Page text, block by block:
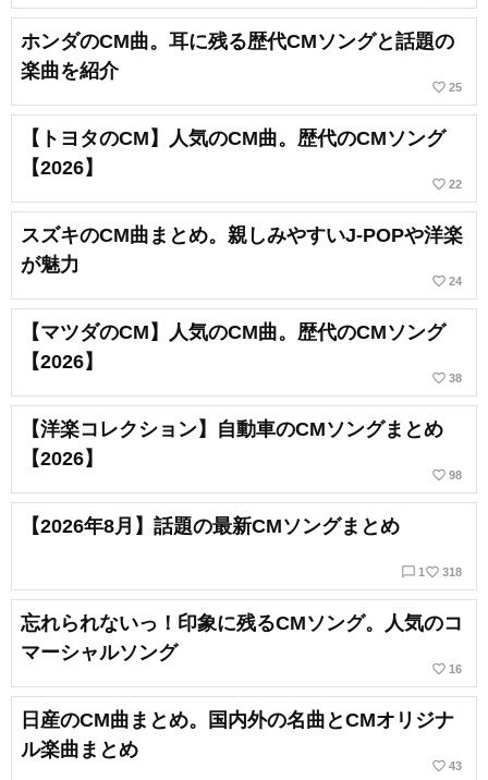
ホンダのCM曲。耳に残る歴代CMソングと話題の
楽曲を紹介
favorite_border 25
【トヨタのCM】人気のCM曲。歴代のCMソング
【2026】
favorite_border 22
スズキのCM曲まとめ。親しみやすいJ-POPや洋楽
が魅力
favorite_border 24
【マツダのCM】人気のCM曲。歴代のCMソング
【2026】
favorite_border 38
【洋楽コレクション】自動車のCMソングまとめ
【2026】
favorite_border 98
【2026年8月】話題の最新CMソングまとめ
chat_bubble_outline 1 favorite_border 318
忘れられないっ！印象に残るCMソング。人気のコ
マーシャルソング
favorite_border 16
日産のCM曲まとめ。国内外の名曲とCMオリジナ
ル楽曲まとめ
favorite_border 43